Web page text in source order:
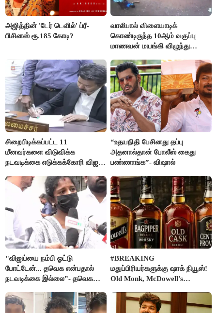
அஜித்தின் 'டேர் டெவில்' ப்ரீ-
பிசினஸ் ரூ.185 கோடி?
வாலிபால் விளையாடிக்
கொண்டிருந்த 10ஆம் வகுப்பு
மாணவன் மயங்கி விழுந்து
சிறைபிடிக்கப்பட்ட 11
மீனவர்களை விடுவிக்க
நடவடிக்கை எடுக்கக்கோரி விஜய்
“உதயநிதி பேசினது தப்பு
அதனால்தான் போலீஸ் கைது
பண்ணாங்க”- விஷால்
"விஜய்யை நம்பி ஓட்டு
போட்டேன்... தவெக என்பதால்
நடவடிக்கை இல்லை”- தவெக
கதறல்
#BREAKING
மதுப்பிரியர்களுக்கு ஷாக் நியூஸ்!
Old Monk, McDowell's
FSSAI தடை